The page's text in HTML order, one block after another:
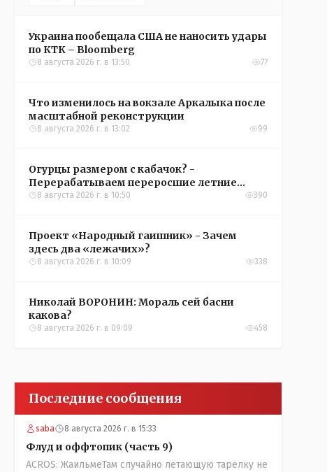
Украина пообещала США не наносить удары
по КТК – Bloomberg
8 августа 2026 г. в 13:50 77
Что изменилось на вокзале Аркалыка после
масштабной реконструкции
8 августа 2026 г. в 13:02 99
Огурцы размером с кабачок? -
Перерабатываем переросшие летние
овощи, чтобы вкусно съесть зимой
8 августа 2026 г. в 10:50 390
Проект «Народный гаишник» - Зачем
здесь два «лежачих»?
8 августа 2026 г. в 10:09 338
Николай ВОРОНИН: Мораль сей басни
какова?
8 августа 2026 г. в 09:09 458
Последние сообщения
saba 8 августа 2026 г. в 15:33
Флуд и оффтопик (часть 9)
ACROS: ЖаильмеТам случайно летающую тарелку не